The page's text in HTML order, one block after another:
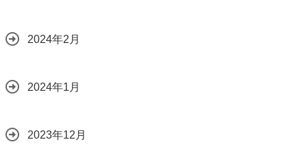
2024年2月
2024年1月
2023年12月